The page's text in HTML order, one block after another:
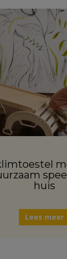
huis
Lees meer